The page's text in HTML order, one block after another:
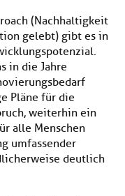
(Nachhaltigkeit
gelebt) gibt es in
in die Jahre
Pläne für die
weiterhin ein
alle Menschen
umfassender
deutlich